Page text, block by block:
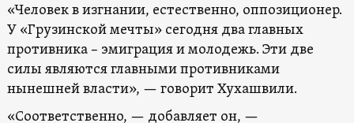
«Человек в изгнании, естественно, оппозиционер.
У «Грузинской мечты» сегодня два главных
противника – эмиграция и молодежь. Эти две
силы являются главными противниками
нынешней власти», — говорит Хухашвили.
«Соответственно, — добавляет он, —